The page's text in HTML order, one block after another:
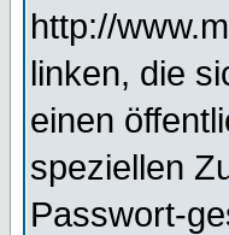
http://
linken, die
einen
speziellen
Passwort-